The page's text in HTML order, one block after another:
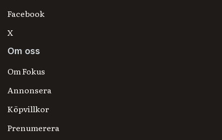
Facebook
X
Om oss
Om Fokus
Annonsera
Köpvillkor
Prenumerera